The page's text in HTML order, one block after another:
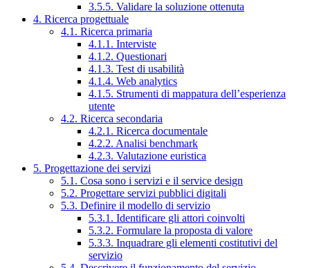
3.5.5. Validare la soluzione ottenuta
4. Ricerca progettuale
4.1. Ricerca primaria
4.1.1. Interviste
4.1.2. Questionari
4.1.3. Test di usabilità
4.1.4. Web analytics
4.1.5. Strumenti di mappatura dell’esperienza
utente
4.2. Ricerca secondaria
4.2.1. Ricerca documentale
4.2.2. Analisi benchmark
4.2.3. Valutazione euristica
5. Progettazione dei servizi
5.1. Cosa sono i servizi e il service design
5.2. Progettare servizi pubblici digitali
5.3. Definire il modello di servizio
5.3.1. Identificare gli attori coinvolti
5.3.2. Formulare la proposta di valore
5.3.3. Inquadrare gli elementi costitutivi del
servizio